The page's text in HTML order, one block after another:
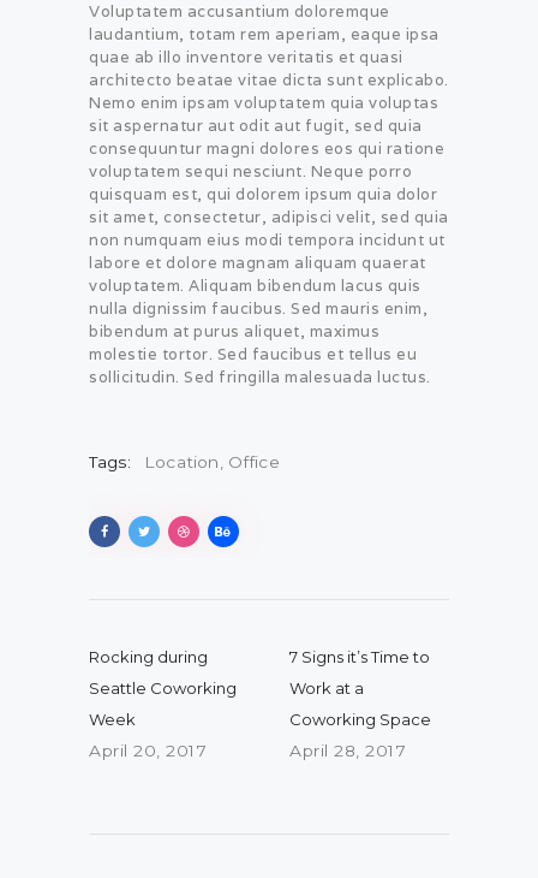
Voluptatem accusantium doloremque
laudantium, totam rem aperiam, eaque ipsa
quae ab illo inventore veritatis et quasi
architecto beatae vitae dicta sunt explicabo.
Nemo enim ipsam voluptatem quia voluptas
sit aspernatur aut odit aut fugit, sed quia
consequuntur magni dolores eos qui ratione
voluptatem sequi nesciunt. Neque porro
quisquam est, qui dolorem ipsum quia dolor
sit amet, consectetur, adipisci velit, sed quia
non numquam eius modi tempora incidunt ut
labore et dolore magnam aliquam quaerat
voluptatem. Aliquam bibendum lacus quis
nulla dignissim faucibus. Sed mauris enim,
bibendum at purus aliquet, maximus
molestie tortor. Sed faucibus et tellus eu
sollicitudin. Sed fringilla malesuada luctus.
Tags: Location Office
Previous post:
Rocking during
Seattle Coworking
Week
April 20, 2017
Next post:
7 Signs it’s Time to
Work at a
Coworking Space
April 28, 2017